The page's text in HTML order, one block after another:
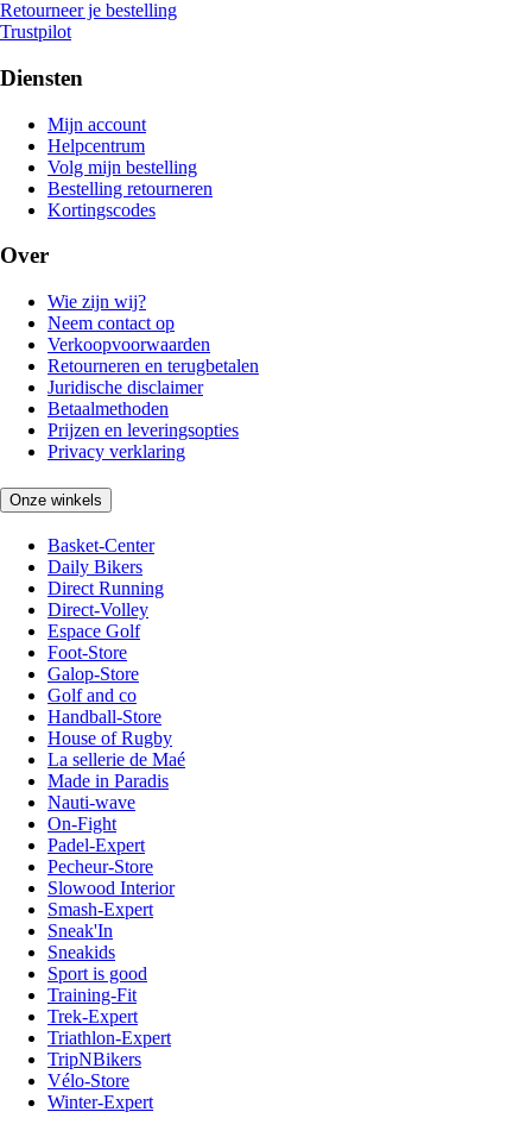
Retourneer je bestelling
Trustpilot
Diensten
Mijn account
Helpcentrum
Volg mijn bestelling
Bestelling retourneren
Kortingscodes
Over
Wie zijn wij?
Neem contact op
Verkoopvoorwaarden
Retourneren en terugbetalen
Juridische disclaimer
Betaalmethoden
Prijzen en leveringsopties
Privacy verklaring
Onze winkels
Basket-Center
Daily Bikers
Direct Running
Direct-Volley
Espace Golf
Foot-Store
Galop-Store
Golf and co
Handball-Store
House of Rugby
La sellerie de Maé
Made in Paradis
Nauti-wave
On-Fight
Padel-Expert
Pecheur-Store
Slowood Interior
Smash-Expert
Sneak'In
Sneakids
Sport is good
Training-Fit
Trek-Expert
Triathlon-Expert
TripNBikers
Vélo-Store
Winter-Expert